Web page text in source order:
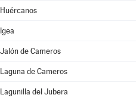
Huércanos
Igea
Jalón de Cameros
Laguna de Cameros
Lagunilla del Jubera